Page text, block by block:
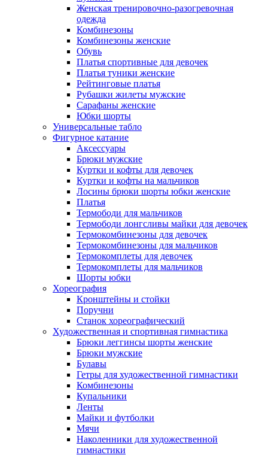
Женская тренировочно-разогревочная
одежда
Комбинезоны
Комбинезоны женские
Обувь
Платья спортивные для девочек
Платья туники женские
Рейтинговые платья
Рубашки жилеты мужские
Сарафаны женские
Юбки шорты
Универсальные табло
Фигурное катание
Аксессуары
Брюки мужские
Куртки и кофты для девочек
Куртки и кофты на мальчиков
Лосины брюки шорты юбки женские
Платья
Термободи для мальчиков
Термободи лонгсливы майки для девочек
Термокомбинезоны для девочек
Термокомбинезоны для мальчиков
Термокомплеты для девочек
Термокомплеты для мальчиков
Шорты юбки
Хореография
Кронштейны и стойки
Поручни
Станок хореографический
Художественная и спортивная гимнастика
Брюки леггинсы шорты женские
Брюки мужские
Булавы
Гетры для художественной гимнастики
Комбинезоны
Купальники
Ленты
Майки и футболки
Мячи
Наколенники для художественной
гимнастики